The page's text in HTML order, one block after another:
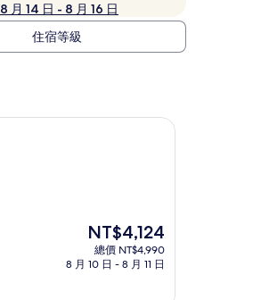
8 月 14 日 - 8 月 16 日
住宿等級
現
在
價
NT$4,124
總價 NT$4,990
8 月 10 日 - 8 月 11 日